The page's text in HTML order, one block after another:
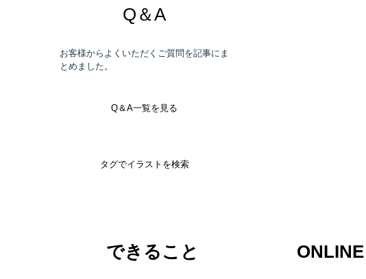
Q＆A
お客様からよくいただくご質問を記事にま
とめました。
Q＆A一覧を見る
タグでイラストを検索
できること